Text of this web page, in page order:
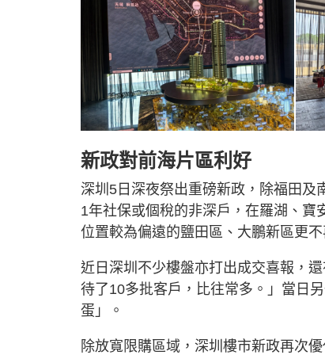
新政對前海片區利好
深圳5日深夜祭出重磅新政，除福田及
1年社保或個稅的非深戶，在羅湖、寶
位置較為偏遠的鹽田區、大鵬新區更不
近日深圳不少樓盤亦打出成交喜報，
待了10多批客戶，比往常多。」當日
蛋」。
除放寬限購區域，深圳樓市新政再次